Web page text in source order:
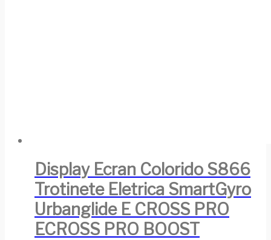
Display Ecran Colorido S866
Trotinete Eletrica SmartGyro
Urbanglide E CROSS PRO
ECROSS PRO BOOST